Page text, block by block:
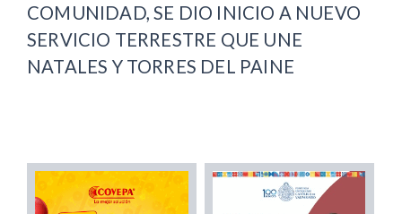
COMUNIDAD, SE DIO INICIO A NUEVO
SERVICIO TERRESTRE QUE UNE
NATALES Y TORRES DEL PAINE